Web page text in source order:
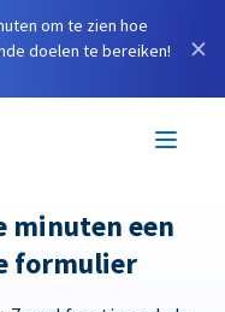
om te zien hoe
doelen te bereiken!
×
minuten een
formulier